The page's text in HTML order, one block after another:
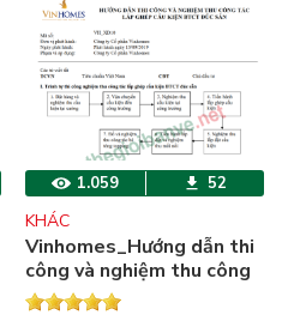
1.059 52
KHÁC
Vinhomes_Hướng dẫn thi
công và nghiệm thu công
tác lắp ghép bê tông cốt
thép đúc sẵn